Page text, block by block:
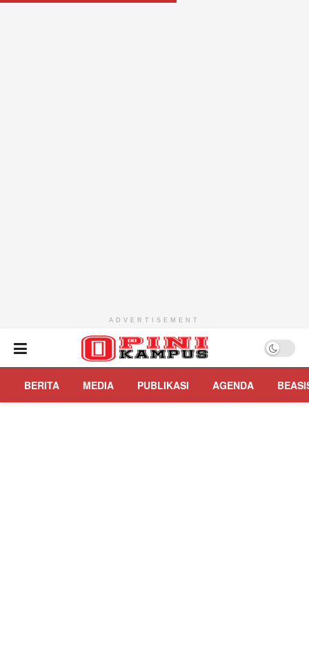
ADVERTISEMENT
BERITA MEDIA PUBLIKASI AGENDA